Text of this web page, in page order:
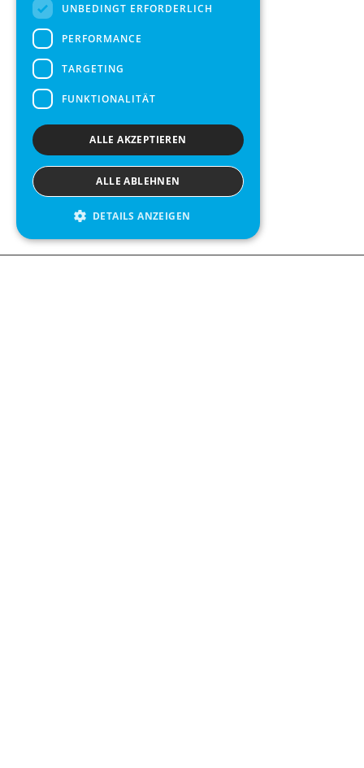
UNBEDINGT ERFORDERLICH
PERFORMANCE
TARGETING
FUNKTIONALITÄT
ALLE AKZEPTIEREN
ALLE ABLEHNEN
DETAILS ANZEIGEN